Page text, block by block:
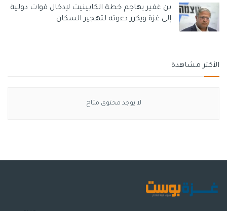
بن غفير يهاجم خطة الكابينيت لإدخال قوات دولية
إلى غزة ويكرر دعوته لتهجير السكان
الأكثر مشاهدة
لا يوجد محتوى متاح